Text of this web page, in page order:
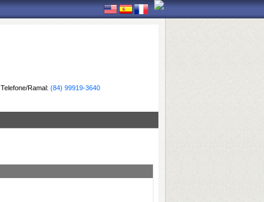
Telefone/Ramal: (84) 99919-3640